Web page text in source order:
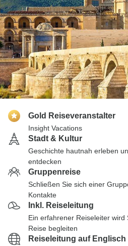
Gold Reiseveranstalter
Insight Vacations
Stadt & Kultur
Geschichte hautnah erleben
entdecken
Gruppenreise
Schließen Sie sich einer
Kontakte
Inkl. Reiseleitung
Ein erfahrener Reiseleiter
Reise begleiten
Reiseleitung auf Englisch